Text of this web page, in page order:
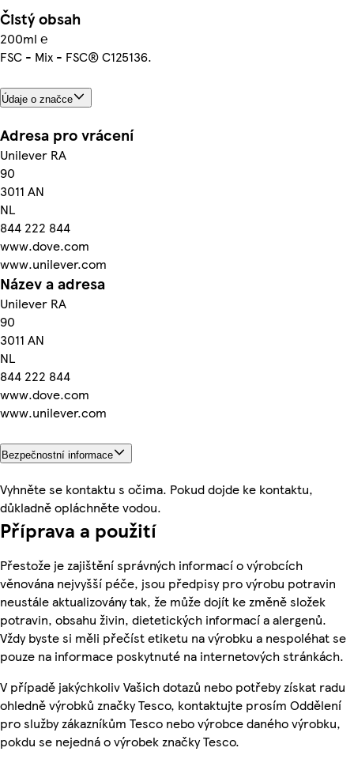
Čistý obsah
200ml ℮
FSC - Mix - FSC® C125136.
Údaje o značce
Adresa pro vrácení
Unilever RA
90
3011 AN
NL
844 222 844
www.dove.com
www.unilever.com
Název a adresa
Unilever RA
90
3011 AN
NL
844 222 844
www.dove.com
www.unilever.com
Bezpečnostní informace
Vyhněte se kontaktu s očima. Pokud dojde ke kontaktu,
důkladně opláchněte vodou.
Příprava a použití
Přestože je zajištění správných informací o výrobcích
věnována nejvyšší péče, jsou předpisy pro výrobu potravin
neustále aktualizovány tak, že může dojít ke změně složek
potravin, obsahu živin, dietetických informací a alergenů.
Vždy byste si měli přečíst etiketu na výrobku a nespoléhat se
pouze na informace poskytnuté na internetových stránkách.
V případě jakýchkoliv Vašich dotazů nebo potřeby získat radu
ohledně výrobků značky Tesco, kontaktujte prosím Oddělení
pro služby zákazníkům Tesco nebo výrobce daného výrobku,
pokdu se nejedná o výrobek značky Tesco.